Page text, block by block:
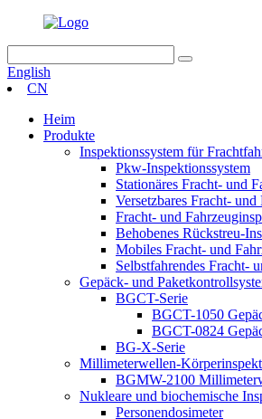
English
CN
Heim
Produkte
Inspektionssystem für
Pkw-Inspektionssystem
Stationäres Fracht- und
Versetzbares Fracht-
Fracht- und
Behobenes Rückstreu-
Mobiles Fracht- und
Selbstfahrendes Fracht-
Gepäck- und
BGCT-Serie
BGCT-1050
BGCT-0824
BG-X-Serie
Millimeterwellen-
BGMW-2100
Nukleare und biochemische
Personendosimeter